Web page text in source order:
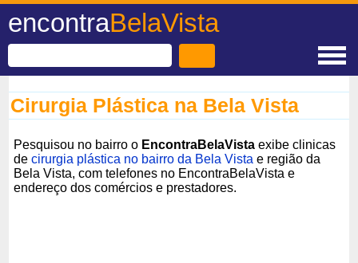
encontraBelaVista
Cirurgia Plástica na Bela Vista
Pesquisou no bairro o EncontraBelaVista exibe clinicas
decirurgia plástica no bairro da Bela Vista e região da
Bela Vista, com telefones no EncontraBelaVista e
endereço dos comércios e prestadores.